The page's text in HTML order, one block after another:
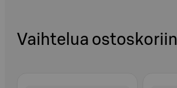
Vaihtelua ostoskoriin